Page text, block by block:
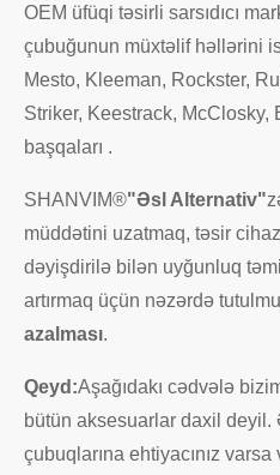
OEM üfüqi təsirli sarsıdıcı
çubuğunun müxtəlif həllərini
Mesto, Kleeman, Rockster,
Striker, Keestrack, McClosky,
başqaları .
SHANVIM®"Əsl Alternativ"
müddətini uzatmaq, təsir
dəyişdirilə bilən uyğunluq
artırmaq üçün nəzərdə
azalması.
Qeyd:Aşağıdakı cədvələ
bütün aksesuarlar daxil deyil.
çubuqlarına ehtiyacınız